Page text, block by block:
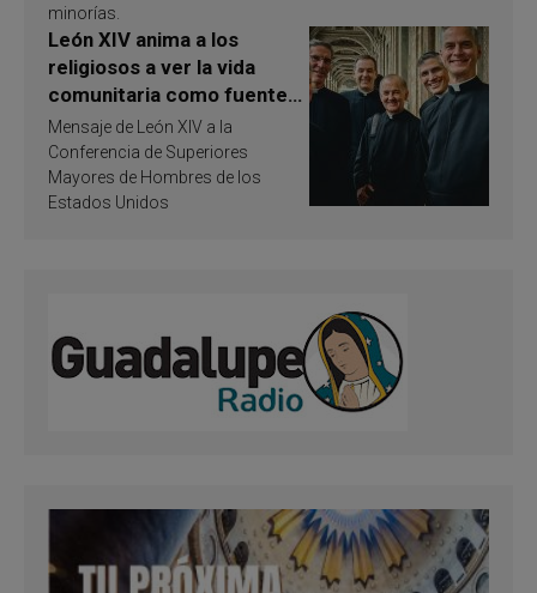
minorías.
León XIV anima a los
religiosos a ver la vida
comunitaria como fuente
de inspiración y
santificación
Mensaje de León XIV a la
Conferencia de Superiores
Mayores de Hombres de los
Estados Unidos